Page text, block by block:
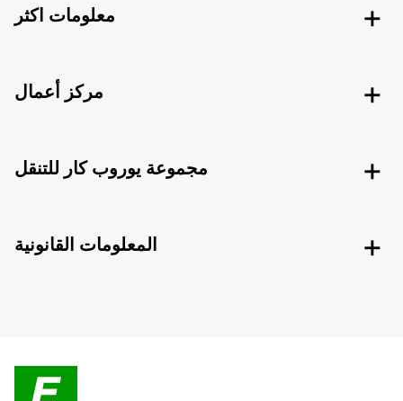
معلومات اكثر
مركز أعمال
مجموعة يوروب كار للتنقل
المعلومات القانونية